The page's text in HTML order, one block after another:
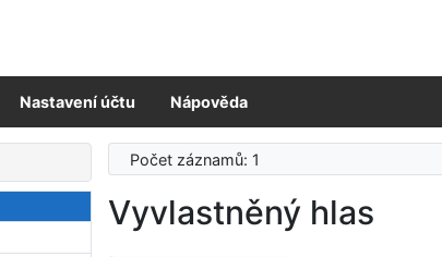
Nastavení účtu Nápověda
Počet záznamů: 1
Vyvlastněný hlas